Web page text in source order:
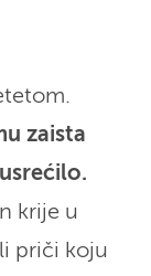
zaista
krije u
priči koju